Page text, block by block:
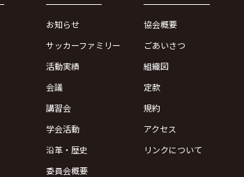
お知らせ
サッカーファミリー
活動実績
会議
講習会
学会活動
沿革・歴史
委員会概要
協会概要
ごあいさつ
組織図
定款
規約
アクセス
リンクについて